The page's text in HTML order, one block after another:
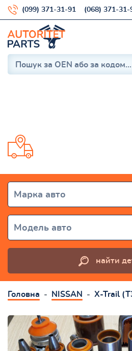
(099) 371-31-91 (068) 371-31-
Марка авто
Модель авто
найти
Головна NISSAN X-Trail